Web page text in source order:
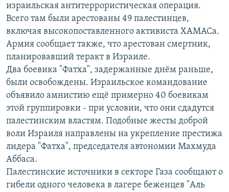
СОЦИАЛЬНЫЕ СЕТИ
Все сайты РСЕ/РС
израильская антитеррористическая операция.
Всего там были арестованы 49 палестинцев,
включая высокопоставленного активиста ХАМАСа.
Армия сообщает также, что арестован смертник,
планировавший теракт в Израиле.
Два боевика "Фатха", задержанные днём раньше,
были освобождены. Израильское командование
объявило амнистию ещё примерно 40 боевикам
этой группировки - при условии, что они сдадутся
палестинским властям. Подобные жесты доброй
воли Израиля направлены на укрепление престижа
лидера "Фатха", председателя автономии Махмуда
Аббаса.
Палестинские источники в секторе Газа сообщают о
гибели одного человека в лагере беженцев "Аль